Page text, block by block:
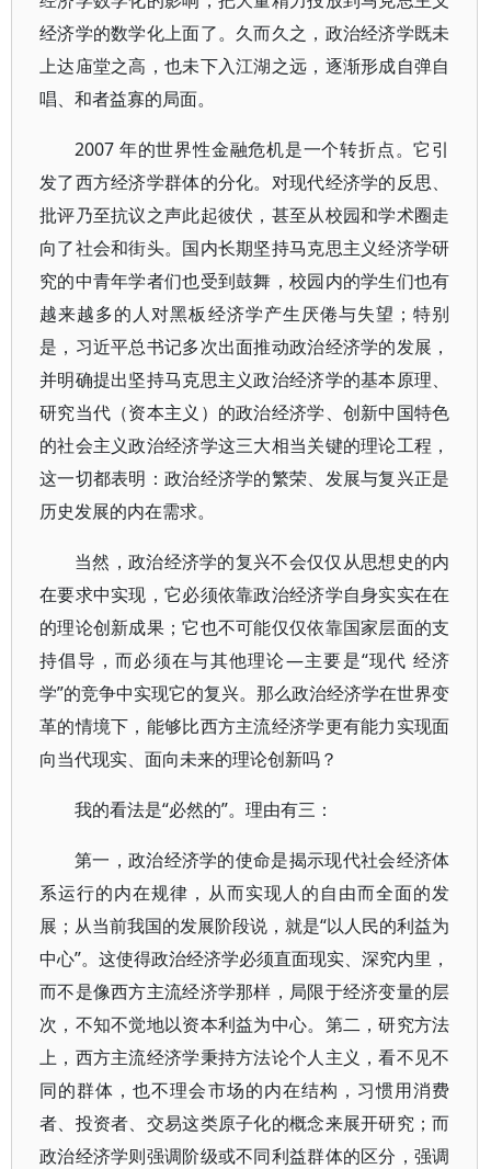
经济学的数学化上面了。久而久之，政治经济学既未
上达庙堂之高，也未下入江湖之远，逐渐形成自弹自
唱、和者益寡的局面。
2007 年的世界性金融危机是一个转折点。它引
发了西方经济学群体的分化。对现代经济学的反思、
批评乃至抗议之声此起彼伏，甚至从校园和学术圈走
向了社会和街头。国内长期坚持马克思主义经济学研
究的中青年学者们也受到鼓舞，校园内的学生们也有
越来越多的人对黑板经济学产生厌倦与失望；特别
是，习近平总书记多次出面推动政治经济学的发展，
并明确提出坚持马克思主义政治经济学的基本原理、
研究当代（资本主义）的政治经济学、创新中国特色
的社会主义政治经济学这三大相当关键的理论工程，
这一切都表明：政治经济学的繁荣、发展与复兴正是
历史发展的内在需求。
当然，政治经济学的复兴不会仅仅从思想史的内
在要求中实现，它必须依靠政治经济学自身实实在在
的理论创新成果；它也不可能仅仅依靠国家层面的支
持倡导，而必须在与其他理论—主要是“现代 经济
学”的竞争中实现它的复兴。那么政治经济学在世界变
革的情境下，能够比西方主流经济学更有能力实现面
向当代现实、面向未来的理论创新吗？
我的看法是“必然的”。理由有三：
第一，政治经济学的使命是揭示现代社会经济体
系运行的内在规律，从而实现人的自由而全面的发
展；从当前我国的发展阶段说，就是“以人民的利益为
中心”。这使得政治经济学必须直面现实、深究内里，
而不是像西方主流经济学那样，局限于经济变量的层
次，不知不觉地以资本利益为中心。第二，研究方法
上，西方主流经济学秉持方法论个人主义，看不见不
同的群体，也不理会市场的内在结构，习惯用消费
者、投资者、交易这类原子化的概念来展开研究；而
政治经济学则强调阶级或不同利益群体的区分，强调